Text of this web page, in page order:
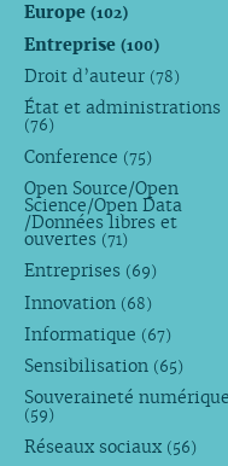
Europe (102)
Entreprise (100)
Droit d’auteur (78)
État et administrations
(76)
Conference (75)
Open Source/Open
Science/Open Data
/Données libres et
ouvertes (71)
Entreprises (69)
Innovation (68)
Informatique (67)
Sensibilisation (65)
Souveraineté numérique
(59)
Réseaux sociaux (56)